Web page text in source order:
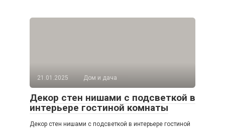
21.01.2025 Дом и дача
Декор стен нишами с подсветкой в
интерьере гостиной комнаты
Декор стен нишами с подсветкой в интерьере гостиной